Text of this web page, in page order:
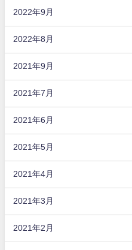
2022年9月
2022年8月
2021年9月
2021年7月
2021年6月
2021年5月
2021年4月
2021年3月
2021年2月